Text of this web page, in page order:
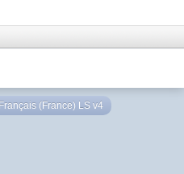
Français (France) LS v4